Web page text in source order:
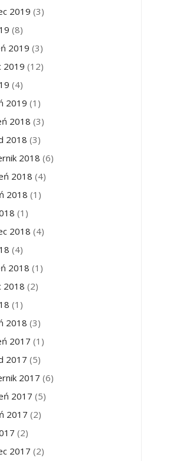
2019 (3)
(8)
2019 (3)
2019 (12)
(4)
2019 (1)
2018 (3)
2018 (3)
2018 (6)
2018 (4)
2018 (1)
(1)
2018 (4)
(4)
2018 (1)
2018 (2)
(1)
2018 (3)
2017 (1)
2017 (5)
2017 (6)
2017 (5)
2017 (2)
(2)
2017 (2)